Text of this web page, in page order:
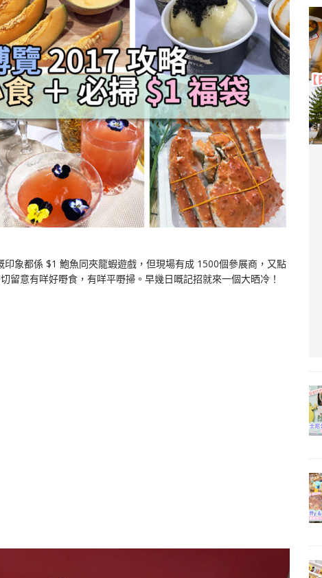
象都係 $1 鮑魚同夾龍蝦遊戲，但現場有成 1500個參展商，又點
留意有咩好嘢食，有咩平嘢掃。早幾日嘅記招就來一個大晒冷！